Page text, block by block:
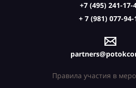
+7 (495) 241-17-
+ 7 (981) 077-94-
Правила участия в